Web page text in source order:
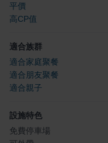
平價
高CP值
適合族群
適合家庭聚餐
適合朋友聚餐
適合親子
設施特色
免費停車場